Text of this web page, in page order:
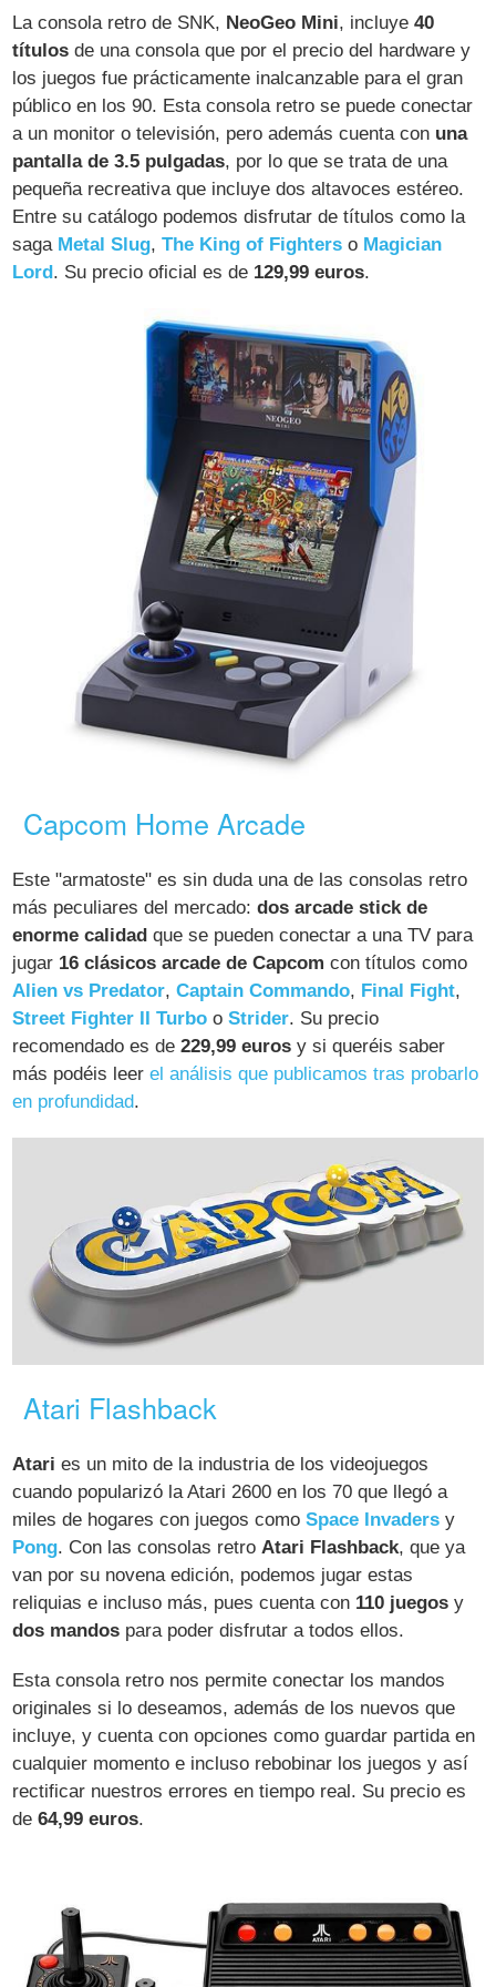
La consola retro de SNK, NeoGeo Mini, incluye40
títulos de una consola que por el precio del hardware y
los juegos fue prácticamente inalcanzable para el gran
público en los 90. Esta consola retro se puede conectar
a un monitor o televisión, pero además cuenta con una
pantalla de 3.5 pulgadas, por lo que se trata de una
pequeña recreativa que incluye dos altavoces estéreo.
Entre su catálogo podemos disfrutar de títulos como la
saga Metal Slug,The King of Fighters o Magician
Lord . Su precio oficial es de 129,99 euros.
Capcom Home Arcade
Este "armatoste" es sin duda una de las consolas retro
más peculiares del mercado:dos arcade stick de
enorme calidad que se pueden conectar a una TV para
jugar 16 clásicos arcade de Capcom con títulos como
Alien vs Predator,Captain Commando, Final Fight,
Street Fighter II Turbo oStrider. Su precio
recomendado es de229,99 euros y si queréis saber
más podéis leerel análisis que publicamos tras probarlo
en profundidad.
Atari Flashback
Atari es un mito de la industria de los videojuegos
cuando popularizó la Atari 2600 en los 70 que llegó a
miles de hogares con juegos comoSpace Invaders y
Pong. Con las consolas retroAtari Flashback, que ya
van por su novena edición, podemos jugar estas
reliquias e incluso más, pues cuenta con 110 juegos y
dos mandos para poder disfrutar a todos ellos.
Esta consola retro nos permite conectar los mandos
originales si lo deseamos, además de los nuevos que
incluye, y cuenta con opciones como guardar partida en
cualquier momento e incluso rebobinar los juegos y así
rectificar nuestros errores en tiempo real. Su precio es
de64,99 euros.